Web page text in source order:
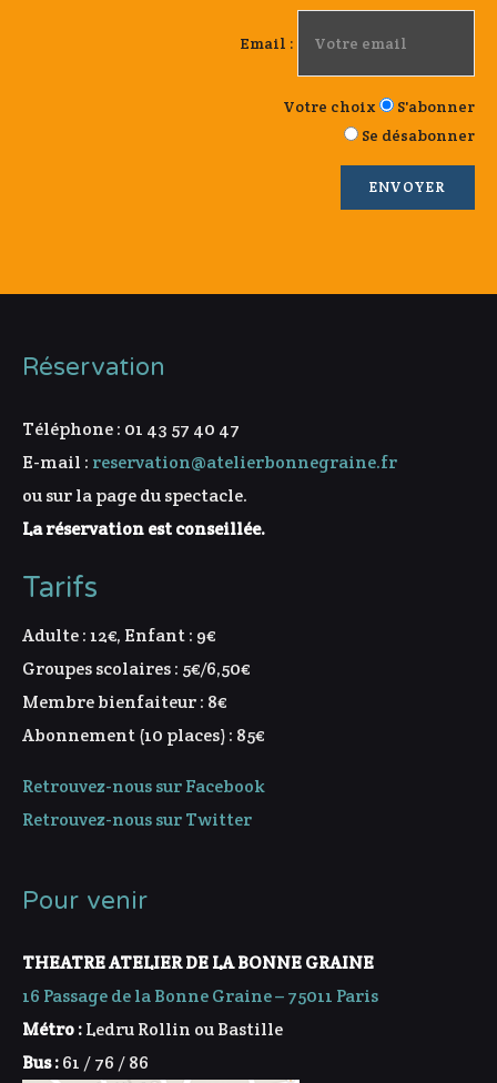
Email :
Votre choix
S'abonner
Se désabonner
Réservation
Téléphone : 01 43 57 40 47
E-mail : reservation@atelierbonnegraine.fr
ou sur la page du spectacle.
La réservation est conseillée.
Tarifs
Adulte : 12€, Enfant : 9€
Groupes scolaires : 5€/6,50€
Membre bienfaiteur : 8€
Abonnement (10 places) : 85€
Retrouvez-nous sur Facebook
Retrouvez-nous sur Twitter
Pour venir
THEATRE ATELIER DE LA BONNE GRAINE
16 Passage de la Bonne Graine – 75011 Paris
Métro :Ledru Rollin ou Bastille
Bus :61 / 76 / 86